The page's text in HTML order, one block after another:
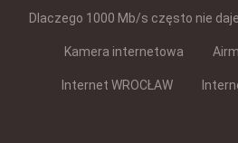
Dlaczego 1000 Mb/s często nie
Kamera internetowa
Internet WROCŁAW